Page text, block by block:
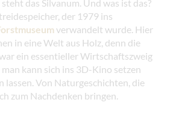
das Silvanum. Und was ist das?
der 1979 ins
verwandelt wurde. Hier
in eine Welt aus Holz, denn die
ein essentieller Wirtschaftszweig
kann sich ins 3D-Kino setzen
lassen. Von Naturgeschichten, die
zum Nachdenken bringen.